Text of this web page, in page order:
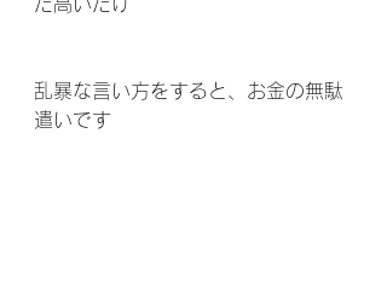
乱暴な言い方をすると、お金の無駄
遣いです